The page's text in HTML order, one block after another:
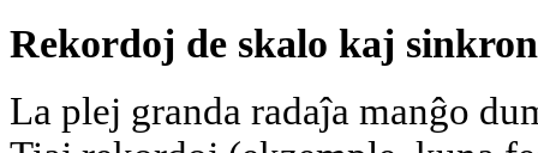
Rekordoj de skalo kaj
La plej granda radaĵa manĝo